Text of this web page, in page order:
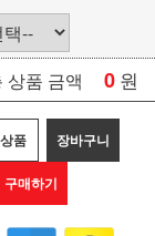
상품 금액 0 원
품 장바구니
구매하기